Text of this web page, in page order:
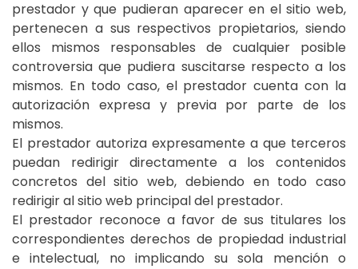
prestador y que pudieran aparecer en el sitio web,
pertenecen a sus respectivos propietarios, siendo
ellos mismos responsables de cualquier posible
controversia que pudiera suscitarse respecto a los
mismos. En todo caso, el prestador cuenta con la
autorización expresa y previa por parte de los
mismos.
El prestador autoriza expresamente a que terceros
puedan redirigir directamente a los contenidos
concretos del sitio web, debiendo en todo caso
redirigir al sitio web principal del prestador.
El prestador reconoce a favor de sus titulares los
correspondientes derechos de propiedad industrial
e intelectual, no implicando su sola mención o